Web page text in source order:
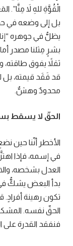
الْقُوَّةِ للهِ لاَ مِنَّا”.
بل إلى وضعه في
يظلُّ في جوهره
بشرٍ مِثلنا مصدر
ثقلاً يفوق طاقته،
قد فَقَد قيمته، بل
محدودٌ وهشٌّ.
الحقّ لا يسقط
الأخطر أنّنا حين
في إسمه، فإذا
العدل بشخصه،
بدأ البعض يشكُّ في
تكون رهينة
الحقّ نفسه.
فنفقد القدرة على